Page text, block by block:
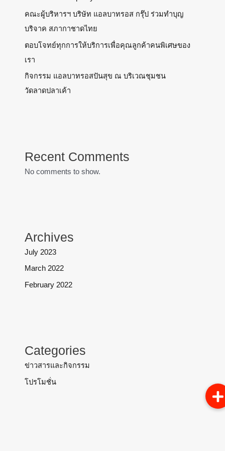
คณะผู้บริหารฯ บริษัท แอลบาทรอส กรุ๊ป ร่วมทำบุญ
บริจาค สภากาชาดไทย
ตอบโจทย์ทุกการให้บริการเพื่อคุณลูกค้าคนพิเศษของ
เรา
กิจกรรม แอลบาทรอสปันสุข ณ บริเวณชุมชน
วัดลาดปลาเค้า
Recent Comments
No comments to show.
Archives
July 2023
March 2022
February 2022
Categories
ข่าวสารและกิจกรรม
โปรโมชั่น